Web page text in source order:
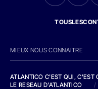
MIEUX NOUS CONNAITRE
ATLANTICO C'EST QUI, C'EST
LE RESEAU D'ATLANTICO
/